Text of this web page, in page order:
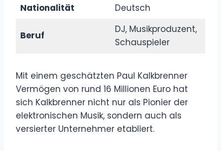
Nationalität
Deutsch
Beruf
DJ, Musikproduzent,
Schauspieler
Mit einem geschätzten Paul Kalkbrenner
Vermögen von rund 16 Millionen Euro hat
sich Kalkbrenner nicht nur als Pionier der
elektronischen Musik, sondern auch als
versierter Unternehmer etabliert.